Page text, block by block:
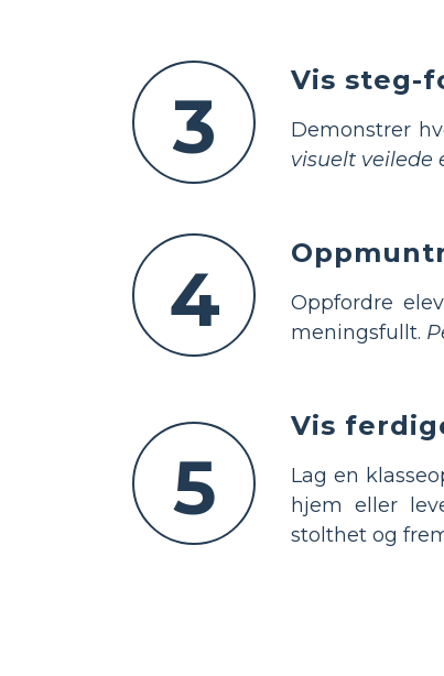
3
Vis steg-
Demonstrer
visuelt veilede
4 Oppfordre
meningsfullt.
5
Vis
Lag en
hjem eller
stolthet og